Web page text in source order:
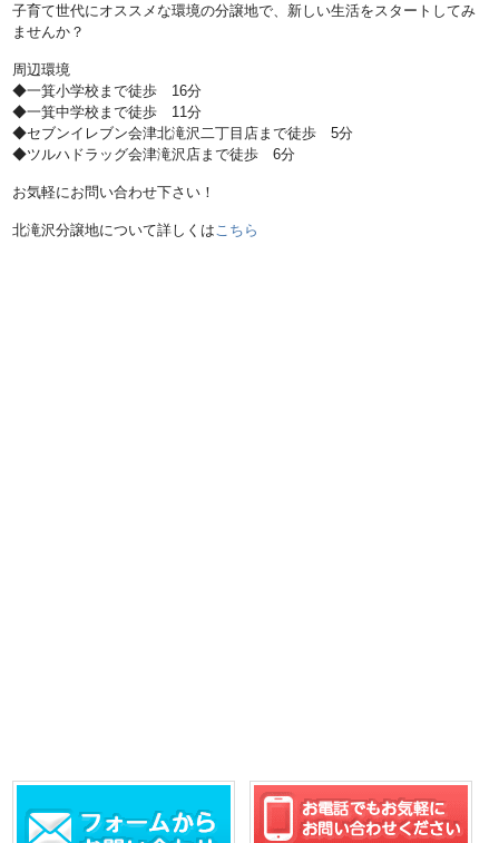
子育て世代にオススメな環境の分譲地で、新しい生活をスタートしてみ
ませんか？
周辺環境
◆一箕小学校まで徒歩 16分
◆一箕中学校まで徒歩 11分
◆セブンイレブン会津北滝沢二丁目店まで徒歩 5分
◆ツルハドラッグ会津滝沢店まで徒歩 6分
お気軽にお問い合わせ下さい！
北滝沢分譲地について詳しくは こちら